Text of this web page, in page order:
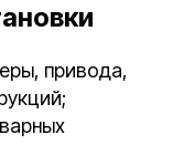
привода,